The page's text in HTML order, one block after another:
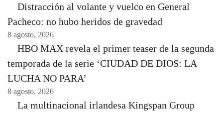
Distracción al volante y vuelco en General
Pacheco: no hubo heridos de gravedad
8 agosto, 2026
HBO MAX revela el primer teaser de la segunda
temporada de la serie ‘CIUDAD DE DIOS: LA
LUCHA NO PARA’
8 agosto, 2026
La multinacional irlandesa Kingspan Group